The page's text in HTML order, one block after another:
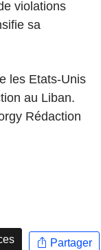
violations
sa
les Etats-Unis
au Liban.
Rédaction
Partager